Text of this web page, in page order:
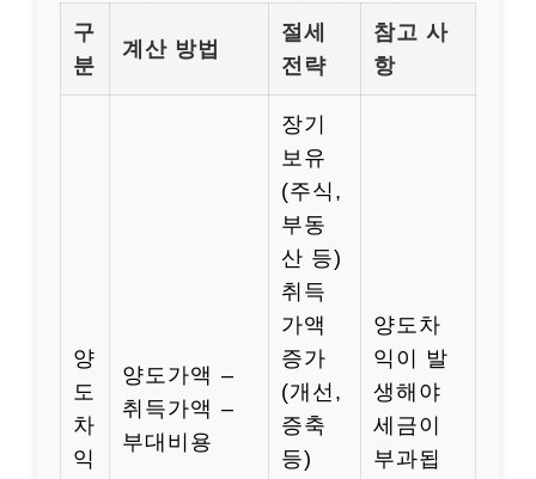
구
분
계산 방법
절세
전략
참고 사
항
양
도
차
익
양도가액 –
취득가액 –
부대비용
장기
보유
(주식,
부동
산 등)
취득
가액
증가
(개선,
증축
등)
양도차
익이 발
생해야
세금이
부과됩